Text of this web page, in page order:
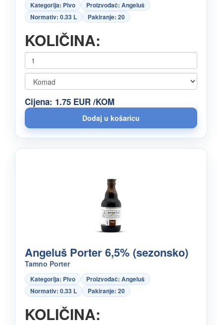
Kategorija: Pivo
Proizvođač: Angeluš
Normativ: 0.33 L
Pakiranje: 20
KOLIČINA:
Cijena: 1.75 EUR /KOM
Angeluš Porter 6,5% (sezonsko)
Tamno Porter
Kategorija: Pivo
Proizvođač: Angeluš
Normativ: 0.33 L
Pakiranje: 20
KOLIČINA: